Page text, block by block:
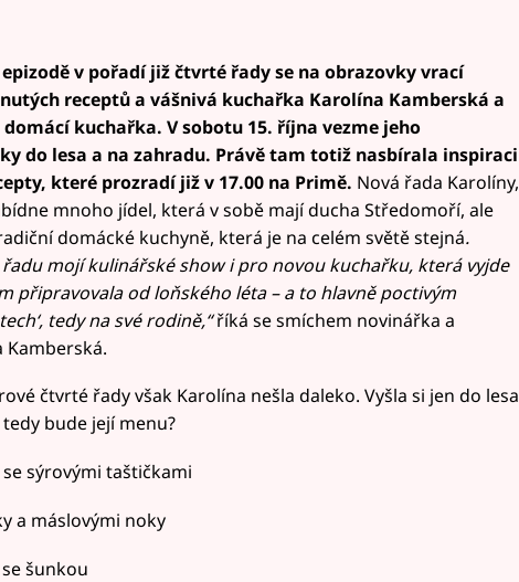
v pořadí již čtvrté řady se na obrazovky vrací
receptů a vášnivá kuchařka Karolína Kamberská a
kuchařka. V sobotu 15. října vezme jeho
do lesa a na zahradu. Právě tam totiž nasbírala inspiraci
které prozradí již v 17.00 na Primě. Nová řada Karolíny,
mnoho jídel, která v sobě mají ducha Středomoří, ale
domácké kuchyně, která je na celém světě stejná.
mojí kulinářské show i pro novou kuchařku, která vyjde
připravovala od loňského léta – a to hlavně poctivým
tedy na své rodině,“říká se smíchem novinářka a
Kamberská.
čtvrté řady však Karolína nešla daleko. Vyšla si jen do lesa
bude její menu?
se sýrovými taštičkami
a máslovými noky
šunkou